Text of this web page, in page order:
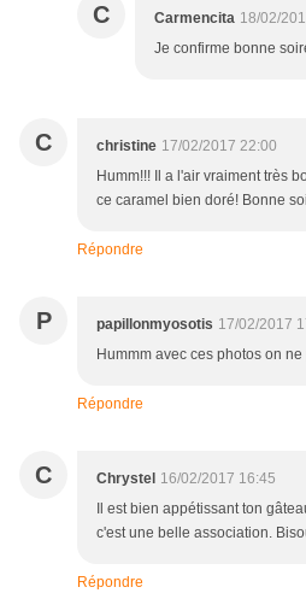
C Carmencita 18/02/
Je confirme bonne
C christine 17/02/2017 22:00
Humm!!! Il a l'air vraiment très
ce caramel bien doré! Bonne
Répondre
P papillonmyosotis 17/02/2017
Hummm avec ces photos on
Répondre
C Chrystel 16/02/2017 16:45
Il est bien appétissant ton
c'est une belle association.
Répondre